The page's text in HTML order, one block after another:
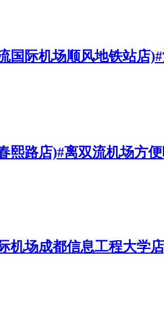
国际机场顺风地铁站店
熙路店)#离双流机场方
机场成都信息工程大学